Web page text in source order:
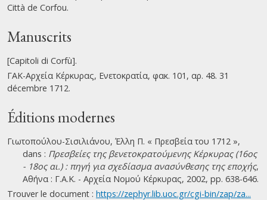
Città de Corfou.
Manuscrits
[Capitoli di Corfù].
ΓΑΚ-Αρχεία Κέρκυρας, Ενετοκρατία, φακ. 101, αρ. 48. 31
décembre 1712.
Éditions modernes
Γιωτοπούλου-Σισιλιάνου, Έλλη Π. « Πρεσβεία του 1712 »,
dans : Πρεσβείες της βενετοκρατούμενης Κέρκυρας (16ος
- 18ος αι.) : πηγή για σχεδίασμα ανασύνθεσης της εποχής,
Αθήνα : Γ.Α.Κ. - Αρχεία Νομού Κέρκυρας, 2002, pp. 638-646.
Trouver le document : https://zephyr.lib.uoc.gr/cgi-bin/zap/za...